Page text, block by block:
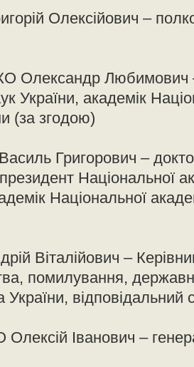
Олексійович –
Любимович –
України, академік
(за згодою)
Григорович –
Національної
Національної
Віталійович –
помилування,
відповідальний
Іванович –